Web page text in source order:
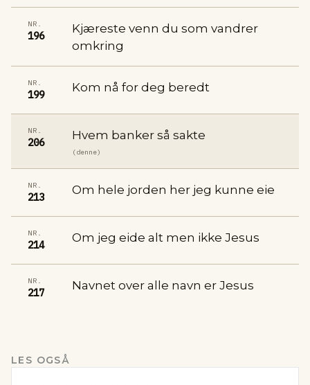
NR.
196
Kjæreste venn du som vandrer
omkring
NR.
199
Kom nå for deg beredt
NR.
206
Hvem banker så sakte
(denne)
NR.
213
Om hele jorden her jeg kunne eie
NR.
214
Om jeg eide alt men ikke Jesus
NR.
217
Navnet over alle navn er Jesus
LES OGSÅ